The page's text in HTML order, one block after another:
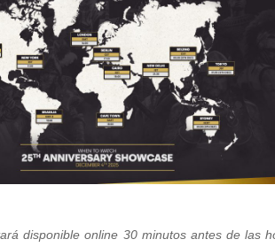
disponible online 30 minutos antes de las